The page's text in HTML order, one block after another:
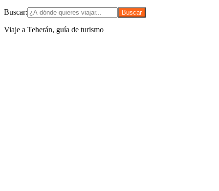
Buscar:
Viaje a Teherán, guía de turismo